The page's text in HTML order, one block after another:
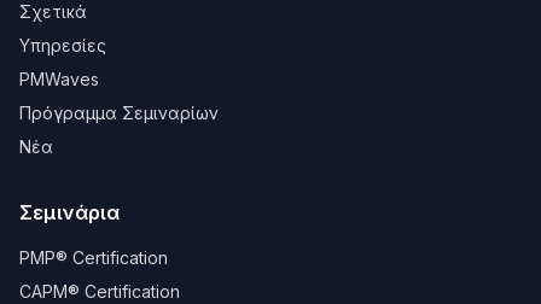
Σχετικά
Υπηρεσίες
PMWaves
Πρόγραμμα Σεμιναρίων
Νέα
Σεμινάρια
PMP® Certification
CAPM® Certification